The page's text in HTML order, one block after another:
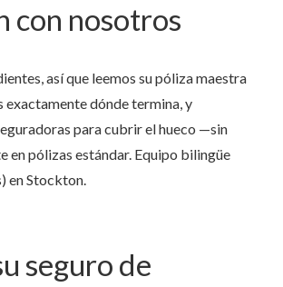
con nosotros
así que leemos su póliza maestra
exactamente dónde termina, y
para cubrir el hueco —sin
en pólizas estándar. Equipo bilingüe
en Stockton.
seguro de